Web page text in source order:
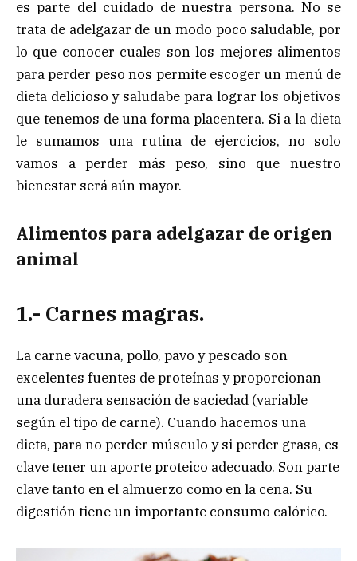
es parte del cuidado de nuestra persona. No se
trata de adelgazar de un modo poco saludable, por
lo que conocer cuales son los mejores alimentos
para perder peso nos permite escoger un menú de
dieta delicioso y saludabe para lograr los objetivos
que tenemos de una forma placentera. Si a la dieta
le sumamos una rutina de ejercicios, no solo
vamos a perder más peso, sino que nuestro
bienestar será aún mayor.
Alimentos para adelgazar de origen
animal
1.- Carnes magras.
La carne vacuna, pollo, pavo y pescado son
excelentes fuentes de proteínas y proporcionan
una duradera sensación de saciedad (variable
según el tipo de carne). Cuando hacemos una
dieta, para no perder músculo y si perder grasa, es
clave tener un aporte proteico adecuado. Son parte
clave tanto en el almuerzo como en la cena. Su
digestión tiene un importante consumo calórico.